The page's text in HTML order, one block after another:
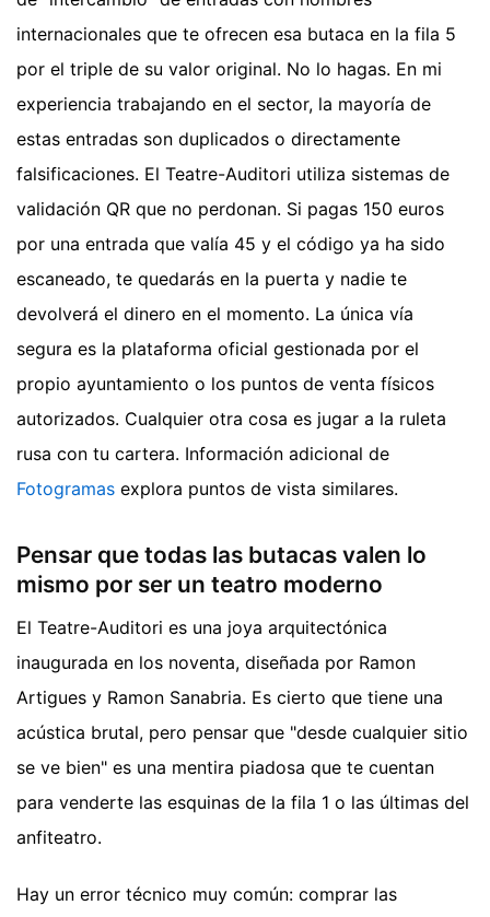
internacionales que te ofrecen esa butaca en la fila 5
por el triple de su valor original. No lo hagas. En mi
experiencia trabajando en el sector, la mayoría de
estas entradas son duplicados o directamente
falsificaciones. El Teatre-Auditori utiliza sistemas de
validación QR que no perdonan. Si pagas 150 euros
por una entrada que valía 45 y el código ya ha sido
escaneado, te quedarás en la puerta y nadie te
devolverá el dinero en el momento. La única vía
segura es la plataforma oficial gestionada por el
propio ayuntamiento o los puntos de venta físicos
autorizados. Cualquier otra cosa es jugar a la ruleta
rusa con tu cartera. Información adicional de
Fotogramas explora puntos de vista similares.
Pensar que todas las butacas valen lo
mismo por ser un teatro moderno
El Teatre-Auditori es una joya arquitectónica
inaugurada en los noventa, diseñada por Ramon
Artigues y Ramon Sanabria. Es cierto que tiene una
acústica brutal, pero pensar que "desde cualquier sitio
se ve bien" es una mentira piadosa que te cuentan
para venderte las esquinas de la fila 1 o las últimas del
anfiteatro.
Hay un error técnico muy común: comprar las